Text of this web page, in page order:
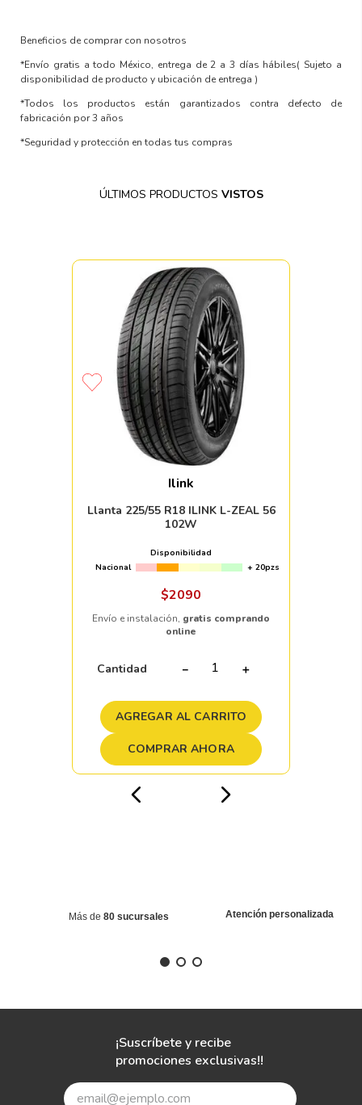
Beneficios de comprar con nosotros
*Envío gratis a todo México, entrega de 2 a 3 días hábiles( Sujeto a
disponibilidad de producto y ubicación de entrega )
*Todos los productos están garantizados contra defecto de
fabricación por 3 años
*Seguridad y protección en todas tus compras
ÚLTIMOS PRODUCTOS VISTOS
Ilink
Llanta 225/55 R18 ILINK L-ZEAL 56
102W
Disponibilidad
Nacional
+ 20pzs
$2090
Envío e instalación, gratis comprando
online
Cantidad ＋
－
AGREGAR AL CARRITO
COMPRAR AHORA
Más de 80 sucursales Atención personalizada
¡Suscríbete y recibe
promociones exclusivas!!